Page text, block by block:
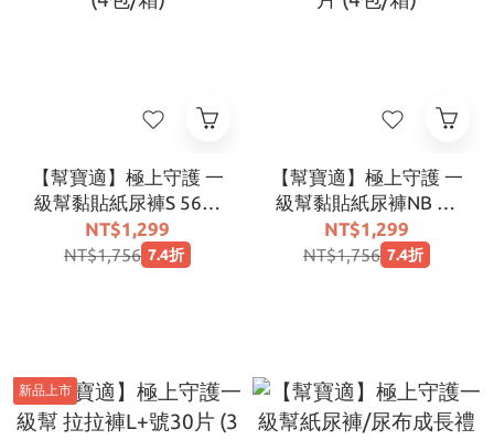
【幫寶適】極上守護 一
級幫黏貼紙尿褲S 56片
(4包/箱)
NT$1,299
NT$1,756 7.4折
【幫寶適】極上守護 一
級幫黏貼紙尿褲NB 64
片 (4包/箱)
NT$1,299
NT$1,756 7.4折
新品上市